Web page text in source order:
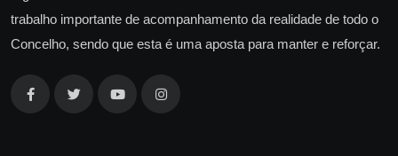
trabalho importante de acompanhamento da realidade de todo o
Concelho, sendo que esta é uma aposta para manter e reforçar.